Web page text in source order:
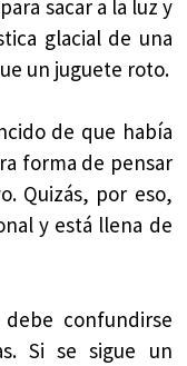
sacar a la luz y
glacial de una
un juguete roto.
de que había
forma de pensar
Quizás, por eso,
y está llena de
confundirse
Si se sigue un